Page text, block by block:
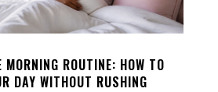
MORNING ROUTINE: HOW TO
DAY WITHOUT RUSHING